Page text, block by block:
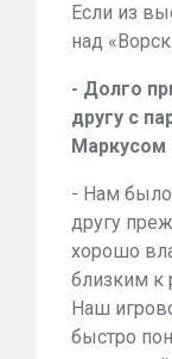
Если из
над
- Долго
другу с
Маркусом
- Нам было
другу
хорошо
близким к
Наш
быстро